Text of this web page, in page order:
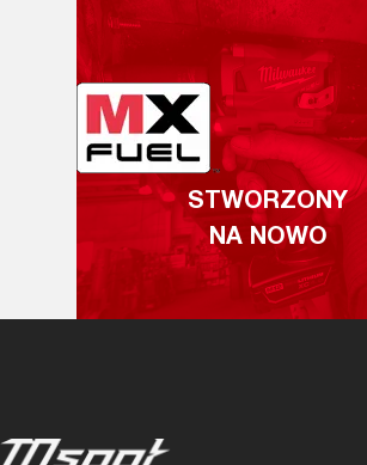
STWORZONY
NA NOWO